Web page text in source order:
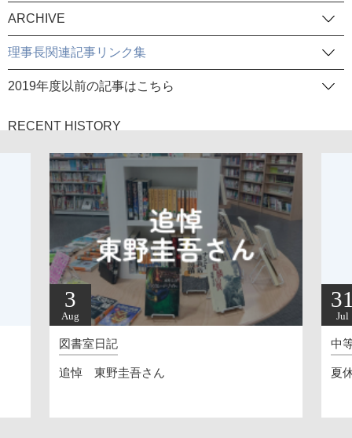
ARCHIVE
理事長関連記事リンク集
2019年度以前の記事はこちら
RECENT HISTORY
3
Aug
図書室日記
追悼 東野圭吾さん
Jul
中
夏